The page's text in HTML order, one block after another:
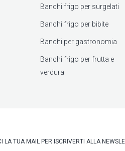
Banchi frigo per surgelati
Banchi frigo per bibite
Banchi per gastronomia
Banchi frigo per frutta e
verdura